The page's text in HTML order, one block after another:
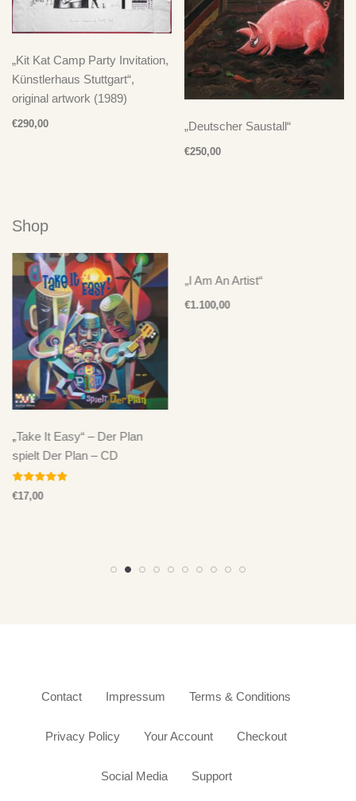
„Kit Kat Camp Party Invitation,
Künstlerhaus Stuttgart“,
original artwork (1989)
€290,00 „Deutscher Saustall“
€250,00
Shop
„Take It Easy“ – Der Plan
spielt Der Plan – CD
Bewertet mit
5.00
€17,00
„I Am An Artist“
€1.100,00
Contact Impressum Terms & Conditions
Privacy Policy Your Account Checkout
Social Media Support